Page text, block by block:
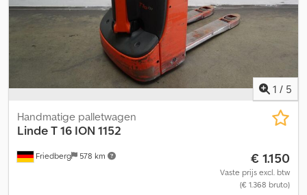
1 / 5
Friedberg 578 km
Handmatige palletwagen
LindeT 16 ION 1152
€ 1.150
Vaste prijs excl. btw
(€ 1.368 bruto)